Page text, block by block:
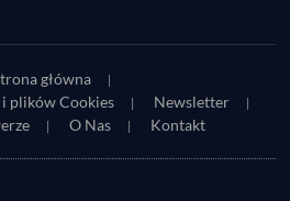
nie będzie imprezy
główna
plików Cookies
Newsletter
O Nas Kontakt